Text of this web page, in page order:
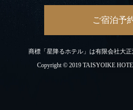
ご宿泊予
商標「星降るホテル」は有限会社大
Copyright © 2019 TAISYOIKE